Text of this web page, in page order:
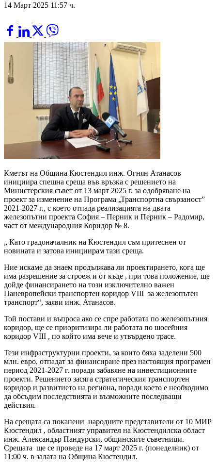
14 Март 2025 11:57 ч.
Кметът на Община Кюстендил инж. Огнян Атанасов
инициира спешна среща във връзка с решението на
Министерския съвет от 13 март 2025 г. за одобряване на
проект за изменение на Програма „Транспортна свързаност”
2021-2027 г., с което отпада реализацията на двата
железопътни проекта София – Перник и Перник – Радомир,
част от международния Коридор № 8.
„ Като градоначалник на Кюстендил съм притеснен от
новината и затова инициирам тази среща.
Ние искаме да знаем продължава ли проектирането, кога ще
има разрешение за строеж и от къде , при това положение, ще
дойде финансирането на този изключително важен
Паневропейски транспортен коридор VIII за железопътен
транспорт“, заяви инж. Атанасов.
Той постави и въпроса ако се спре работата по железопътния
коридор, ще се приоритизира ли работата по шосейния
коридор VIII , по който има вече и утвърдено трасе.
Тези инфраструктурни проекти, за които бяха заделени 500
млн. евро, отпадат за финансиране през настоящия програмен
период 2021-2027 г. поради забавяне на инвестиционните
проекти. Решението засяга стратегическия транспортен
коридор и развитието на региона, поради което е необходимо
да обсъдим последствията и възможните последващи
действия.
На срещата са поканени народните представители от 10 МИР
Кюстендил , областният управител на Кюстендилска област
инж. Александър Пандурски, общинските съветници.
Срещата ще се проведе на 17 март 2025 г. (понеделник) от
11:00 ч. в залата на Община Кюстендил.